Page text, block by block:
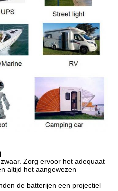
Zorg ervoor het adequaat
altijd het aangewezen
de batterijen een projectiel